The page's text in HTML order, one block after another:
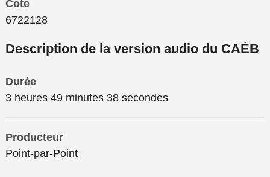
Cote
6722128
Description de la version audio du CAÉB
Durée
3 heures 49 minutes 38 secondes
Producteur
Point-par-Point